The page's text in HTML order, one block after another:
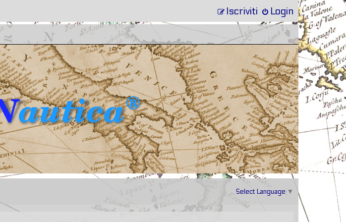
Login
Iscriviti
Select Language ▼